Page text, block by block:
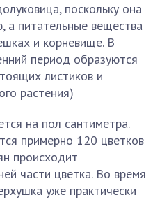
поскольку она
а питательные вещества
и корневище. В
период образуются
листиков и
растения)
на пол сантиметра.
примерно 120 цветков
происходит
части цветка. Во время
уже практически